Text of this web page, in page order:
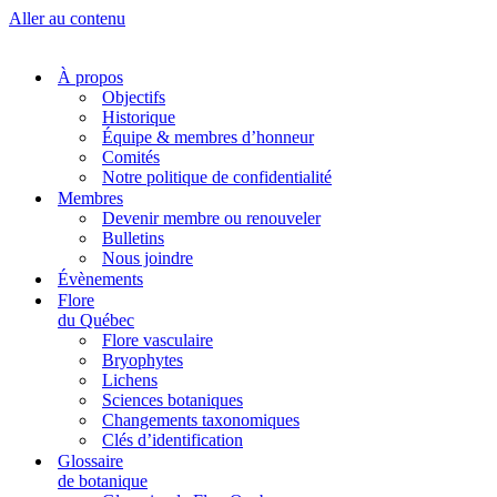
Aller au contenu
À propos
Objectifs
Historique
Équipe & membres d’honneur
Comités
Notre politique de confidentialité
Membres
Devenir membre ou renouveler
Bulletins
Nous joindre
Évènements
Flore
du Québec
Flore vasculaire
Bryophytes
Lichens
Sciences botaniques
Changements taxonomiques
Clés d’identification
Glossaire
de botanique